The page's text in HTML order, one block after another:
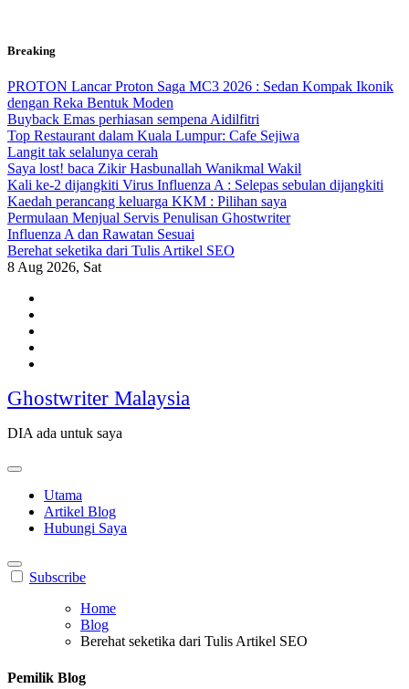
Skip
content
Breaking
PROTON Lancar Proton Saga MC3 2026 : Sedan Kompak Ikonik
dengan Reka Bentuk Moden
Buyback Emas perhiasan sempena Aidilfitri
Top Restaurant dalam Kuala Lumpur: Cafe Sejiwa
Langit tak selalunya cerah
Saya lost! baca Zikir Hasbunallah Wanikmal Wakil
Kali ke-2 dijangkiti Virus Influenza A : Selepas sebulan dijangkiti
Kaedah perancang keluarga KKM : Pilihan saya
Permulaan Menjual Servis Penulisan Ghostwriter
Influenza A dan Rawatan Sesuai
Berehat seketika dari Tulis Artikel SEO
8 Aug 2026, Sat
Ghostwriter Malaysia
DIA ada untuk saya
Utama
Artikel Blog
Hubungi Saya
Subscribe
Home
Blog
Berehat seketika dari Tulis Artikel SEO
Pemilik Blog